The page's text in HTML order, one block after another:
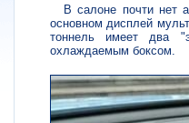
В салоне почти нет
основном дисплей
тоннель имеет два
охлаждаемым боксом.